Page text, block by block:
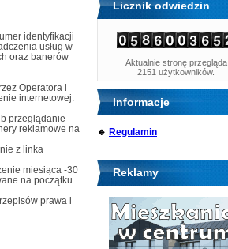
identyfikacji
usług w
oraz banerów
Operatora i
internetowej:
przeglądanie
reklamowe na
z linka
miesiąca -30
na początku
prawa i
Licznik odwiedzin
Aktualnie stronę przegląda
2151 użytkowników.
Informacje
🔹 Regulamin
Reklamy